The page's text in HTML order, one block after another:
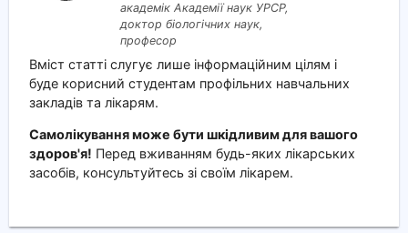
Вміст статті слугує лише інформаційним цілям і
буде корисний студентам профільних навчальних
закладів та лікарям.
Самолікування може бути шкідливим для вашого
здоров'я! Перед вживанням будь-яких лікарських
засобів, консультуйтесь зі своїм лікарем.
академік Академії наук УРСР,
доктор біологічних наук,
професор